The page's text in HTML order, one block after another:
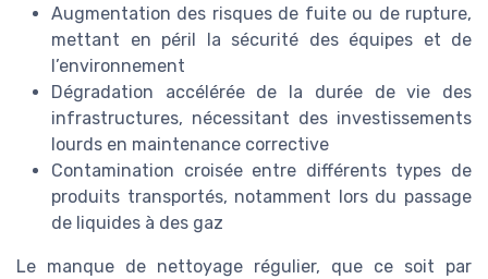
Augmentation des risques de fuite ou de rupture,
mettant en péril la sécurité des équipes et de
l’environnement
Dégradation accélérée de la durée de vie des
infrastructures, nécessitant des investissements
lourds en maintenance corrective
Contamination croisée entre différents types de
produits transportés, notamment lors du passage
de liquides à des gaz
Le manque de nettoyage régulier, que ce soit par